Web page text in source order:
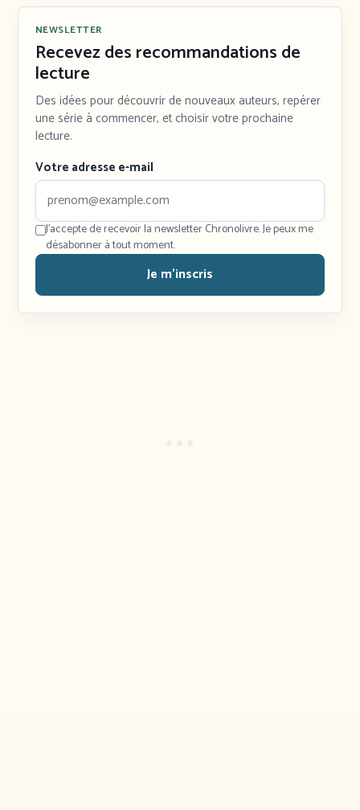
NEWSLETTER
Recevez des recommandations de
lecture
Des idées pour découvrir de nouveaux auteurs, repérer
une série à commencer, et choisir votre prochaine
lecture.
Votre adresse e-mail
J'accepte de recevoir la newsletter Chronolivre. Je peux me
désabonner à tout moment.